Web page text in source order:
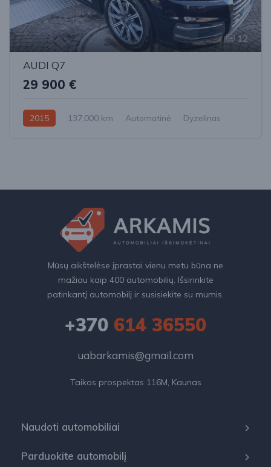
12
AUDI Q7
29 900 €
2015 137,000 km Automatinė
Dyzelinas
Mūsų aikštelėse įprastai vienu metu būna ne
mažiau kaip 400 automobilių. Išsirinkite
patinkantį automobilį ir susisiekite su mumis.
+370 614 36550
uabarkamis@gmail.com
Taikos prospektas 116M, Kaunas
Naudoti automobiliai
Parduokite automobilį